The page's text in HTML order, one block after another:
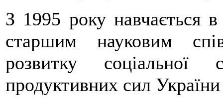
З 1995 року навчається
старшим науковим
розвитку
продуктивних сил